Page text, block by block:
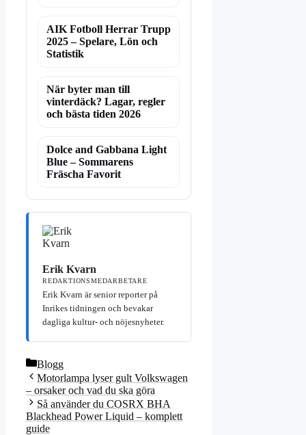
AIK Fotboll Herrar Trupp
2025 – Spelare, Lön och
Statistik
När byter man till
vinterdäck? Lagar, regler
och bästa tiden 2026
Dolce and Gabbana Light
Blue – Sommarens
Fräscha Favorit
Erik Kvarn
REDAKTIONSMEDARBETARE
Erik Kvarn är senior reporter på
Inrikes tidningen och bevakar
dagliga kultur- och nöjesnyheter.
Kategorier
Blogg
Motorlampa lyser gult Volkswagen
– orsaker och vad du ska göra
Så använder du COSRX BHA
Blackhead Power Liquid – komplett
guide